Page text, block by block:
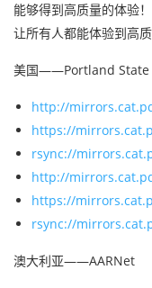
能够得到高质量的体验
让所有人都能体验到高
美国——Portland State
http://
https://
rsync://
http://
https://
rsync://
澳大利亚——AARNet